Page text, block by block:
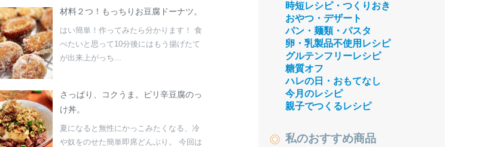
材料２つ！もっちりお豆腐ドーナツ。
はい簡単！作ってみたら分かります！ 食
べたいと思って10分後にはもう揚げたて
が出来上がっち...
さっぱり、コクうま。ピリ辛豆腐のっ
け丼。
夏になると無性にかっこみたくなる、冷
や奴をのせた簡単即席どんぶり。 今回は
時短レシピ・つくりおき
おやつ・デザート
パン・麺類・パスタ
卵・乳製品不使用レシピ
グルテンフリーレシピ
糖質オフ
ハレの日・おもてなし
今月のレシピ
親子でつくるレシピ
私のおすすめ商品